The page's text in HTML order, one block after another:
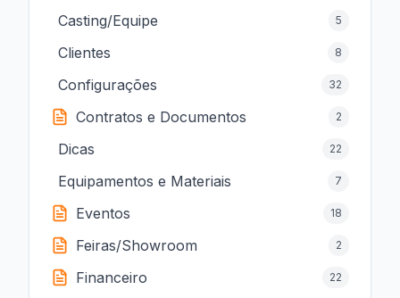
Casting/Equipe 5
Clientes 8
Configurações 32
Contratos e Documentos 2
Dicas 22
Equipamentos e Materiais 7
Eventos 18
Feiras/Showroom 2
Financeiro 22